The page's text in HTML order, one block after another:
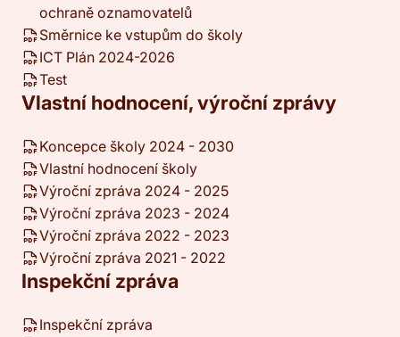
ochraně oznamovatelů
Směrnice ke vstupům do školy
ICT Plán 2024-2026
Test
Vlastní hodnocení, výroční zprávy
Koncepce školy 2024 - 2030
Vlastní hodnocení školy
Výroční zpráva 2024 - 2025
Výroční zpráva 2023 - 2024
Výroční zpráva 2022 - 2023
Výroční zpráva 2021 - 2022
Inspekční zpráva
Inspekční zpráva